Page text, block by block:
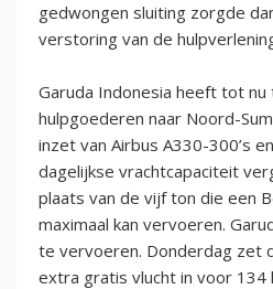
gedwongen sluiting zorgde
verstoring van de
Garuda Indonesia heeft tot
hulpgoederen naar Noord-
inzet van Airbus A330-300’s
dagelijkse vrachtcapaciteit
plaats van de vijf ton die een
maximaal kan vervoeren.
te vervoeren. Donderdag zet
extra gratis vlucht in voor 134